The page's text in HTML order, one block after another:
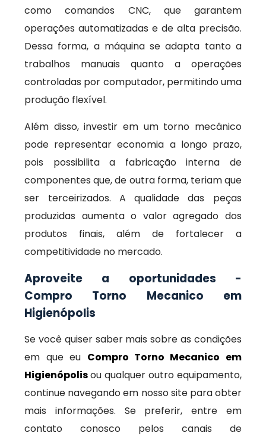
como comandos CNC, que garantem
operações automatizadas e de alta precisão.
Dessa forma, a máquina se adapta tanto a
trabalhos manuais quanto a operações
controladas por computador, permitindo uma
produção flexível.
Além disso, investir em um torno mecânico
pode representar economia a longo prazo,
pois possibilita a fabricação interna de
componentes que, de outra forma, teriam que
ser terceirizados. A qualidade das peças
produzidas aumenta o valor agregado dos
produtos finais, além de fortalecer a
competitividade no mercado.
Aproveite a oportunidades -
Compro Torno Mecanico em
Higienópolis
Se você quiser saber mais sobre as condições
em que eu Compro Torno Mecanico em
Higienópolisou qualquer outro equipamento,
continue navegando em nosso site para obter
mais informações. Se preferir, entre em
contato conosco pelos canais de